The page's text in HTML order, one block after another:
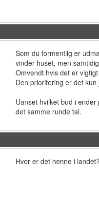
Som du formentlig er
vinder huset, men
Omvendt hvis det er
Den prioritering er det
Uanset hvilket bud i
det samme runde tal.
Hvor er det henne i landet?